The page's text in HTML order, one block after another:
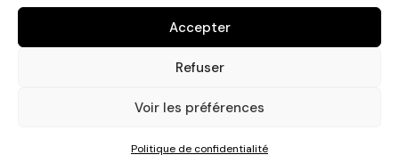
Accepter
Refuser
Voir les préférences
Politique de confidentialité
Studio Graphique AP